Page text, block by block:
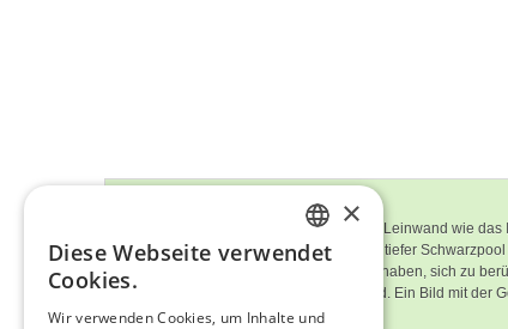
Ein großer weißer Bogen zieht durch die Leinwand wie
gehört. In seinem Zentrum öffnet sich ein tiefer
Dingen, die sich noch nicht entschieden haben, sich zu
Raum vollkommener Stille zurücklassend. Ein Bild mit der
dem Offenen und dem Geschlossenen.
ENGLISH
×
Diese Webseite verwendet
Cookies.
Wir verwenden Cookies, um Inhalte und